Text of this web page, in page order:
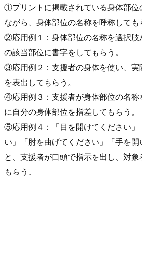
①プリントに掲載されている身体部位
ながら、身体部位の名称を呼称しても
②応用例１：身体部位の名称を選択肢
の該当部位に書字をしてもらう。
③応用例２：支援者の身体を使い、実
を表出してもらう。
④応用例３：支援者が身体部位の名称
に自分の身体部位を指差してもらう。
⑤応用例４：「目を開けてください」
い」「肘を曲げてください」「手を
と、支援者が口頭で指示を出し、対象
もらう。